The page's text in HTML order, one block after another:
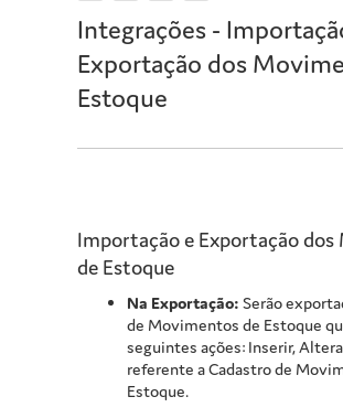
Integrações -
Exportação dos
Estoque
Importação e Exportação
de Estoque
Na Exportação: Serão
de Movimentos de Estoque
seguintes ações: Inserir,
referente a Cadastro de
Estoque.